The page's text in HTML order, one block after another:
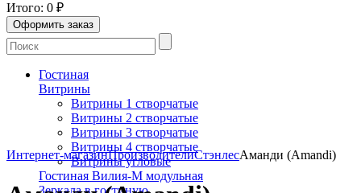
Итого: 0 ₽
Гостиная
Витрины
Витрины 1 створчатые
Витрины 2 створчатые
Витрины 3 створчатые
Витрины 4 створчатые
Витрины угловые
Гостиная Вилия-М модульная
Интернет-магазинПроизводителиСтэнлесАманди (Amandi)